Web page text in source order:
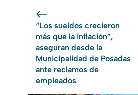
“Los sueldos crecieron
más que la inflación”,
aseguran desde la
Municipalidad de Posadas
ante reclamos de
empleados